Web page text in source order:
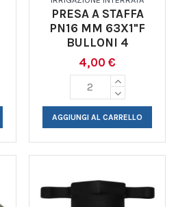
PRESA A STAFFA
PN16 MM 63X1"F
BULLONI 4
4,00 €
AGGIUNGI AL CARRELLO